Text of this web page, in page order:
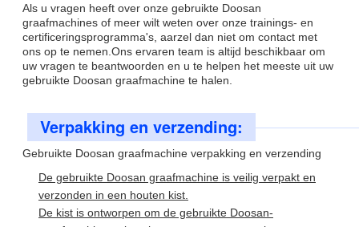
Als u vragen heeft over onze gebruikte Doosan
graafmachines of meer wilt weten over onze trainings- en
certificeringsprogramma's, aarzel dan niet om contact met
ons op te nemen.Ons ervaren team is altijd beschikbaar om
uw vragen te beantwoorden en u te helpen het meeste uit uw
gebruikte Doosan graafmachine te halen.
Verpakking en verzending:
Gebruikte Doosan graafmachine verpakking en verzending
De gebruikte Doosan graafmachine is veilig verpakt en
verzonden in een houten kist.
De kist is ontworpen om de gebruikte Doosan-